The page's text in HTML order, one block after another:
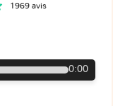
1969 avis
0:00